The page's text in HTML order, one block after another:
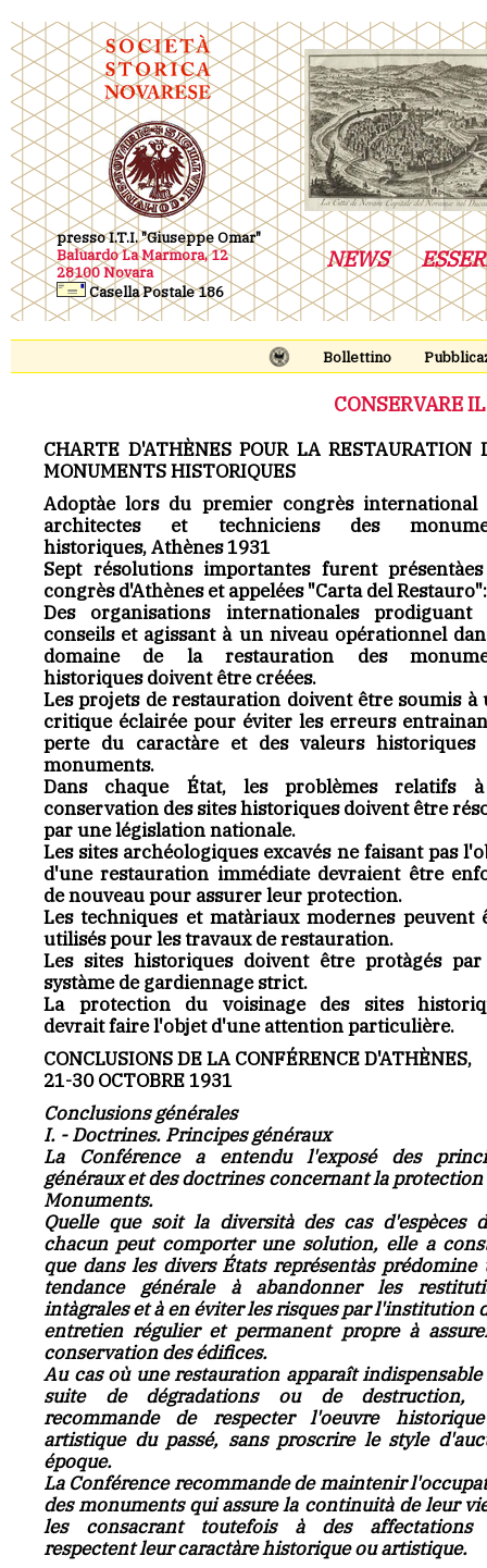
presso I.T.I. "Giuseppe Omar"
Baluardo La Marmora, 12
28100 Novara
Casella Postale 186
NEWS
Bollettino
CONSERVARE
CHARTE D'ATHÈNES POUR LA RESTAURATION
MONUMENTS HISTORIQUES
Adoptàe lors du premier congrès international
architectes et techniciens des
historiques, Athènes 1931
Sept résolutions importantes furent
congrès d'Athènes et appelées "Carta del Restauro":
Des organisations internationales prodiguant
conseils et agissant à un niveau opérationnel
domaine de la restauration des
historiques doivent être créées.
Les projets de restauration doivent être soumis à
critique éclairée pour éviter les erreurs
perte du caractàre et des valeurs historiques
monuments.
Dans chaque État, les problèmes relatifs
conservation des sites historiques doivent être
par une législation nationale.
Les sites archéologiques excavés ne faisant pas
d'une restauration immédiate devraient être
de nouveau pour assurer leur protection.
Les techniques et matàriaux modernes peuvent
utilisés pour les travaux de restauration.
Les sites historiques doivent être protàgés
systàme de gardiennage strict.
La protection du voisinage des sites
devrait faire l'objet d'une attention particulière.
CONCLUSIONS DE LA CONFÉRENCE D'ATHÈNES,
21-30 OCTOBRE 1931
Conclusions générales
I. - Doctrines. Principes généraux
La Conférence a entendu l'exposé des
généraux et des doctrines concernant la protection
Monuments.
Quelle que soit la diversità des cas d'espèces
chacun peut comporter une solution, elle a
que dans les divers États représentàs prédomine
tendance générale à abandonner les
intàgrales et à en éviter les risques par l'institution
entretien régulier et permanent propre à
conservation des édifices.
Au cas où une restauration apparaît indispensable
suite de dégradations ou de destruction,
recommande de respecter l'oeuvre
artistique du passé, sans proscrire le style
époque.
La Conférence recommande de maintenir
des monuments qui assure la continuità de leur
les consacrant toutefois à des affectations
respectent leur caractàre historique ou artistique.